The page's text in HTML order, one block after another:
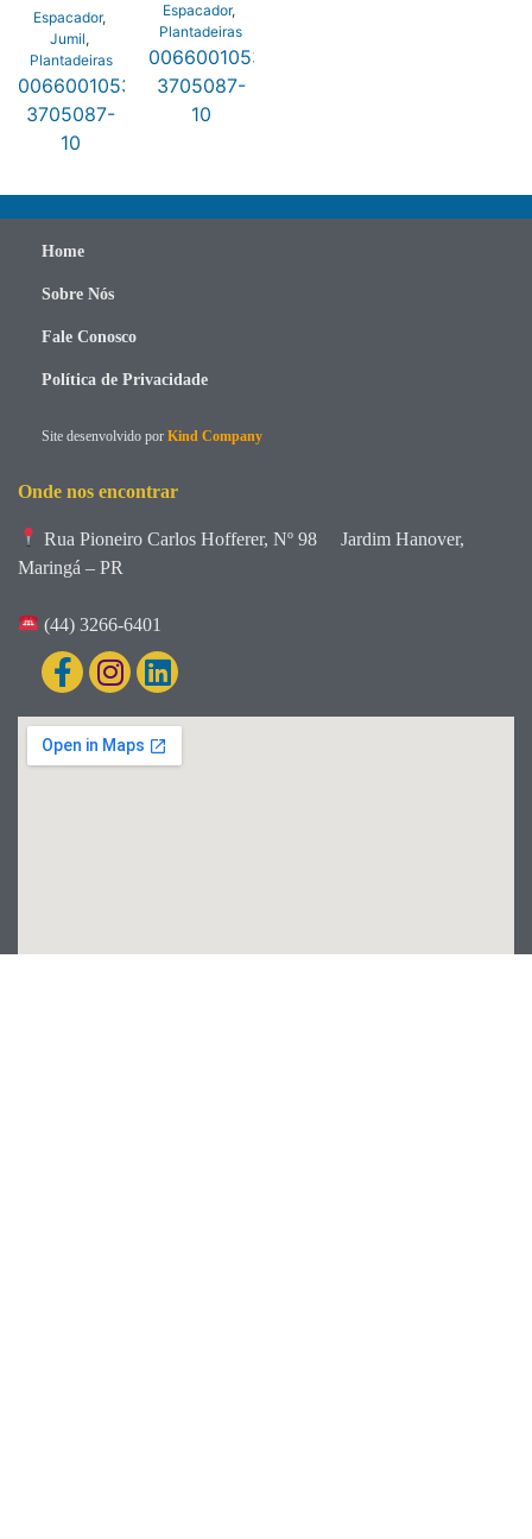
Espacador,
Jumil,
Plantadeiras
0066001053
3705087-
10
Espacador,
Plantadeiras
0066001053
3705087-
10
Home
Sobre Nós
Fale Conosco
Política de Privacidade
Site desenvolvido por Kind Company
Onde nos encontrar
Rua Pioneiro Carlos Hofferer, Nº 98
Jardim Hanover,
Maringá – PR
(44) 3266-6401